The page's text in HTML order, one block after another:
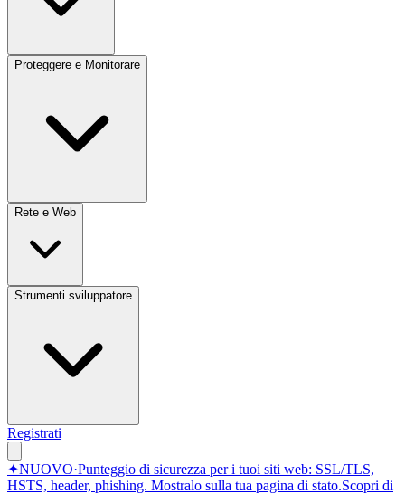
Proteggere e Monitorare
Rete e Web
Strumenti sviluppatore
Registrati
✦NUOVO·Punteggio di sicurezza per i tuoi siti web: SSL/TLS,
HSTS, header, phishing. Mostralo sulla tua pagina di stato.Scopri di